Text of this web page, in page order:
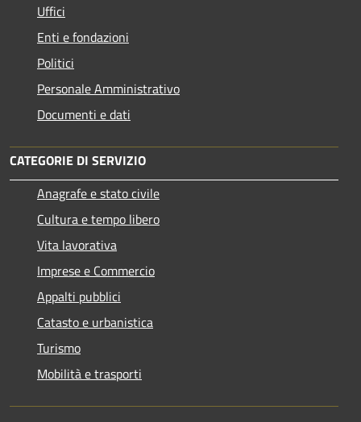
Uffici
Enti e fondazioni
Politici
Personale Amministrativo
Documenti e dati
CATEGORIE DI SERVIZIO
Anagrafe e stato civile
Cultura e tempo libero
Vita lavorativa
Imprese e Commercio
Appalti pubblici
Catasto e urbanistica
Turismo
Mobilità e trasporti